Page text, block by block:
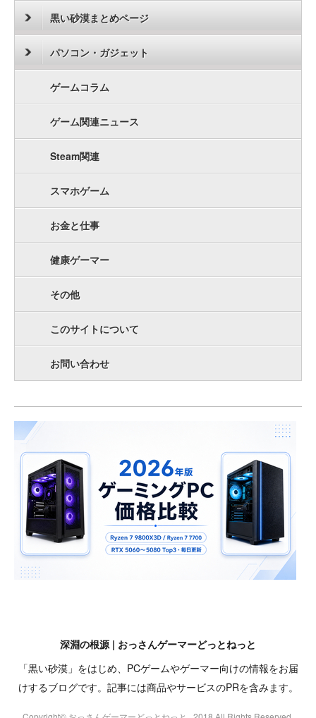
黒い砂漠まとめページ
パソコン・ガジェット
ゲームコラム
ゲーム関連ニュース
Steam関連
スマホゲーム
お金と仕事
健康ゲーマー
その他
このサイトについて
お問い合わせ
深淵の根源 | おっさんゲーマーどっとねっと
「黒い砂漠」をはじめ、PCゲームやゲーマー向けの情報をお届
けするブログです。記事には商品やサービスのPRを含みます。